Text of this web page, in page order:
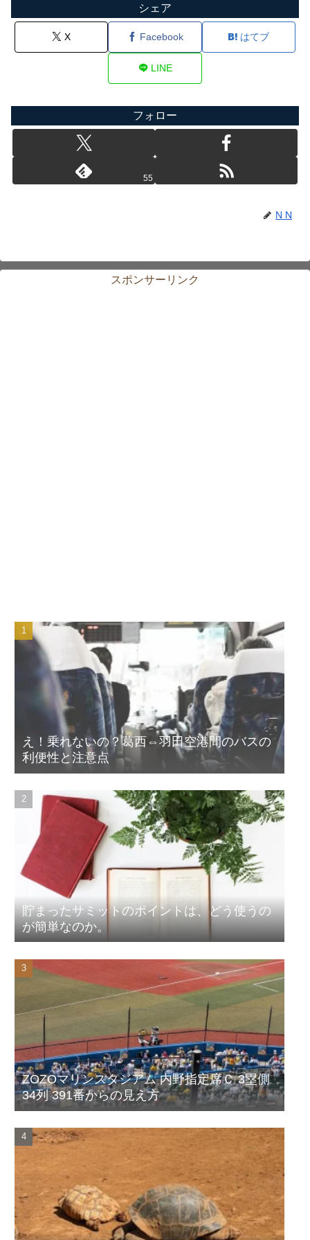
シェア
X Facebook はてブ
LINE
フォロー
55
N N
スポンサーリンク
え！乗れないの？葛西⇔羽田空港間のバスの
利便性と注意点
貯まったサミットのポイントは、どう使うの
が簡単なのか。
ZOZOマリンスタジアム 内野指定席Ｃ 3塁側
34列 391番からの見え方